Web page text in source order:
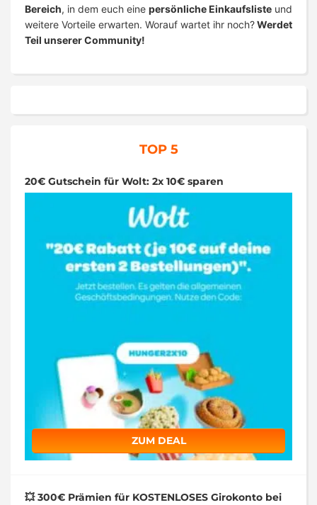
Bereich, in dem euch eine persönliche Einkaufsliste und
weitere Vorteile erwarten. Worauf wartet ihr noch?Werdet
Teil unserer Community!
TOP 5
20€ Gutschein für Wolt: 2x 10€ sparen
ZUM DEAL
💥 300€ Prämien für KOSTENLOSES Girokonto bei